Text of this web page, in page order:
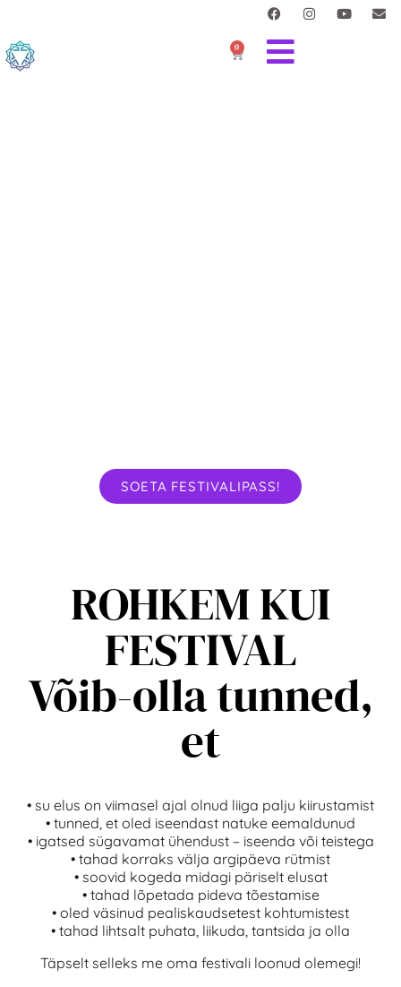
0
SOETA FESTIVALIPASS!
ROHKEM KUI
FESTIVAL
Võib-olla tunned,
et
• su elus on viimasel ajal olnud liiga palju kiirustamist
• tunned, et oled iseendast natuke eemaldunud
• igatsed sügavamat ühendust – iseenda või teistega
• tahad korraks välja argipäeva rütmist
• soovid kogeda midagi päriselt elusat
• tahad lõpetada pideva tõestamise
• oled väsinud pealiskaudsetest kohtumistest
• tahad lihtsalt puhata, liikuda, tantsida ja olla
Täpselt selleks me oma festivali loonud olemegi!